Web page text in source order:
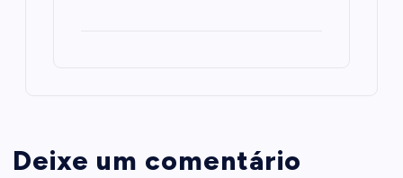
Deixe um comentário